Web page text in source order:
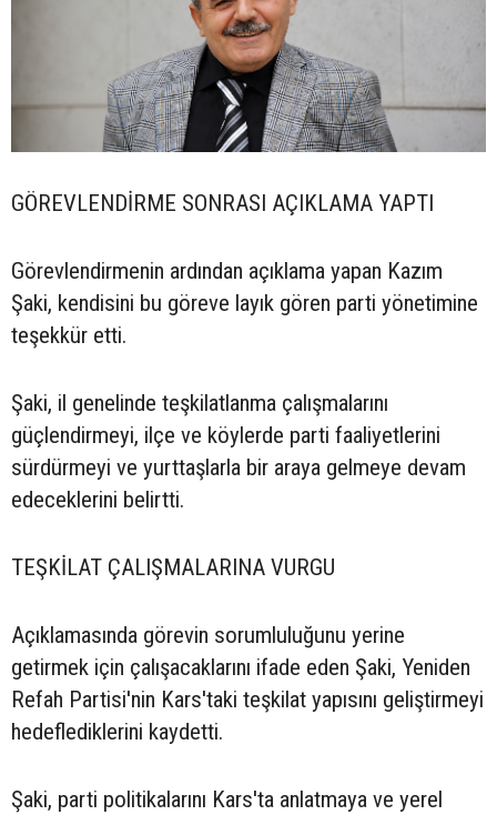
GÖREVLENDİRME SONRASI AÇIKLAMA YAPTI
Görevlendirmenin ardından açıklama yapan Kazım
Şaki, kendisini bu göreve layık gören parti yönetimine
teşekkür etti.
Şaki, il genelinde teşkilatlanma çalışmalarını
güçlendirmeyi, ilçe ve köylerde parti faaliyetlerini
sürdürmeyi ve yurttaşlarla bir araya gelmeye devam
edeceklerini belirtti.
TEŞKİLAT ÇALIŞMALARINA VURGU
Açıklamasında görevin sorumluluğunu yerine
getirmek için çalışacaklarını ifade eden Şaki, Yeniden
Refah Partisi'nin Kars'taki teşkilat yapısını geliştirmeyi
hedeflediklerini kaydetti.
Şaki, parti politikalarını Kars'ta anlatmaya ve yerel